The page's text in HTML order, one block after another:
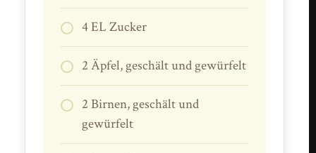
4 EL Zucker
2 Äpfel, geschält und gewürfelt
2 Birnen, geschält und
gewürfelt